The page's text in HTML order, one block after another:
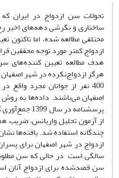
تحولات سن ازدواج در ایران
ساختاری و نگرشی دهه‌های
مختلفی مطالعه شده، اما
ازدواج کمتر مورد توجه محققین
هدف مطالعه تعیین کننده‌های
هرگز ازدواج‌نکرده در شهر
اصفهان می‌باشند. داده‌ها به روش
پرسشنامه در
از آزمون تحلیل واریانس،
چندگانه استفاده شد. یافته‌ها
سالگی است در حالی که سن مطلوب
سن قصدشده برای ازدواج آنان